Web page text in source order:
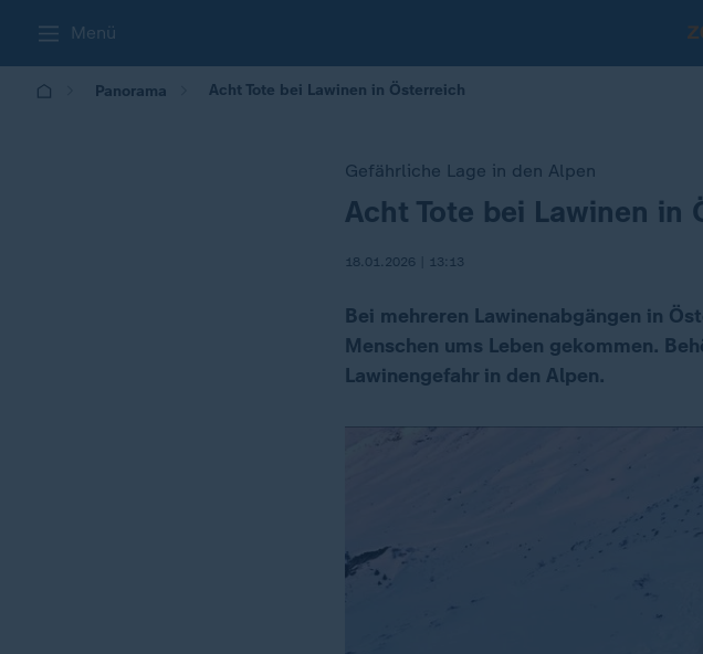
Menü
Panorama Acht Tote bei Lawinen in Österreich
Gefährliche Lage in den Alpen
:
Acht Tote bei Lawinen in
18.01.2026 | 13:13
Bei mehreren Lawinenabgängen in
Menschen ums Leben gekommen.
Lawinengefahr in den Alpen.